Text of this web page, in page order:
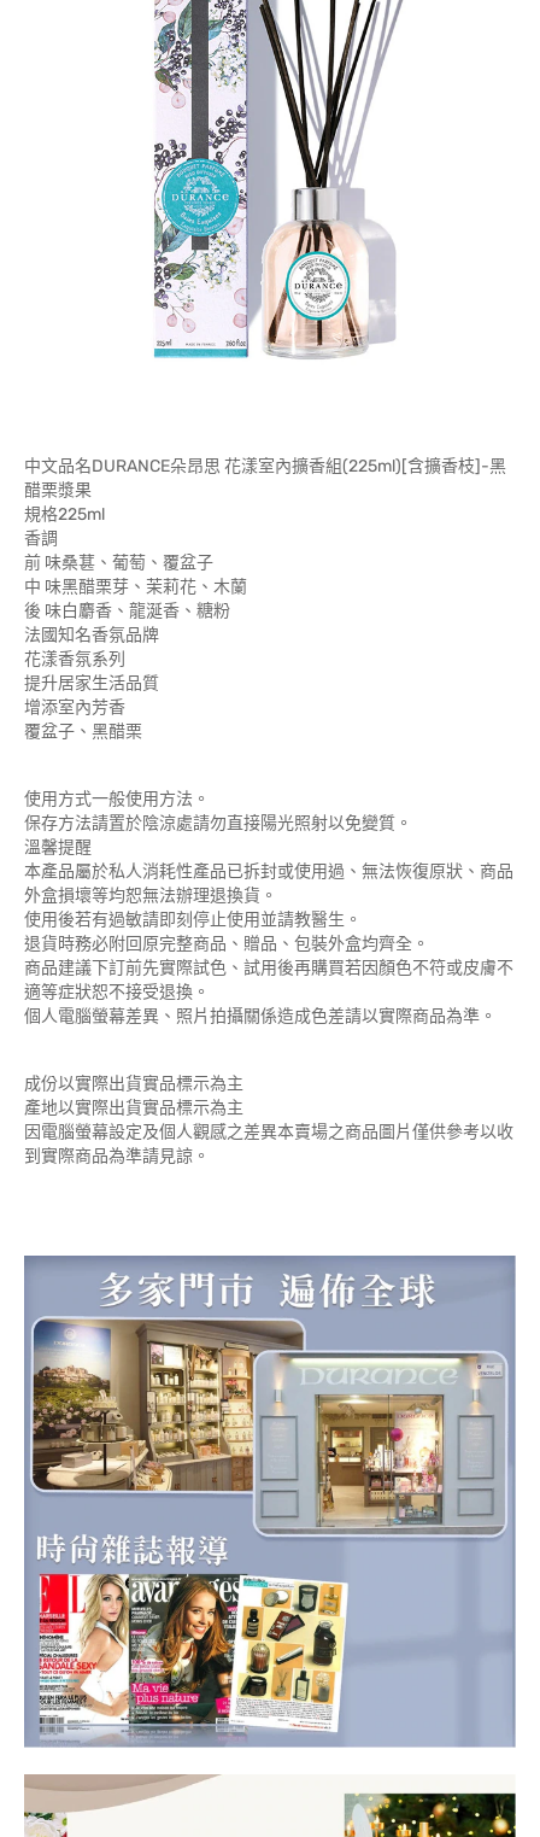
中文品名DURANCE朵昂思 花漾室內擴香組(225ml)[含擴香枝]-黑
醋栗漿果
規格225ml
香調
前 味桑葚、葡萄、覆盆子
中 味黑醋栗芽、茉莉花、木蘭
後 味白麝香、龍涎香、糖粉
法國知名香氛品牌
花漾香氛系列
提升居家生活品質
增添室內芳香
覆盆子、黑醋栗
使用方式一般使用方法。
保存方法請置於陰涼處請勿直接陽光照射以免變質。
溫馨提醒
本產品屬於私人消耗性產品已拆封或使用過、無法恢復原狀、商品
外盒損壞等均恕無法辦理退換貨。
使用後若有過敏請即刻停止使用並請教醫生。
退貨時務必附回原完整商品、贈品、包裝外盒均齊全。
商品建議下訂前先實際試色、試用後再購買若因顏色不符或皮膚不
適等症狀恕不接受退換。
個人電腦螢幕差異、照片拍攝關係造成色差請以實際商品為準。
成份以實際出貨實品標示為主
產地以實際出貨實品標示為主
因電腦螢幕設定及個人觀感之差異本賣場之商品圖片僅供參考以收
到實際商品為準請見諒。